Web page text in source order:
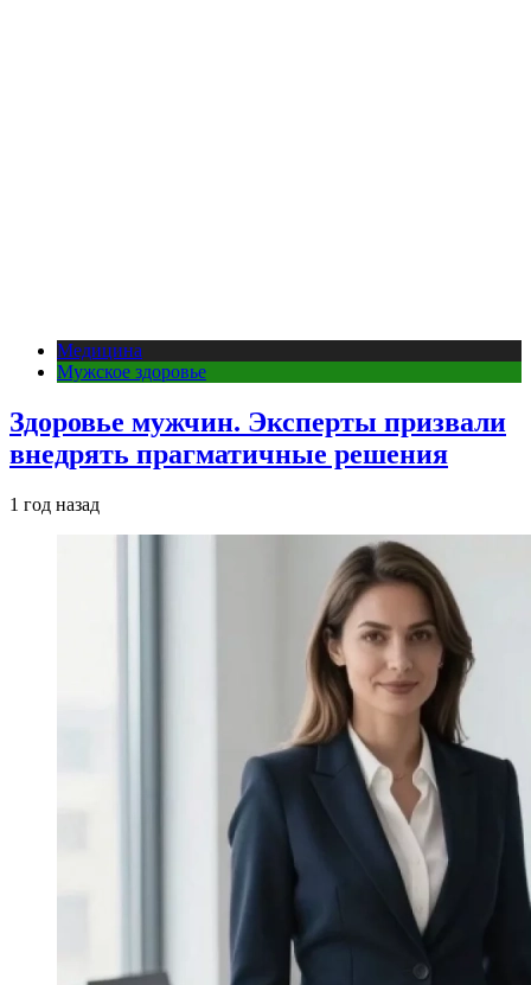
Медицина
Мужское здоровье
Здоровье мужчин. Эксперты призвали
внедрять прагматичные решения
1 год назад